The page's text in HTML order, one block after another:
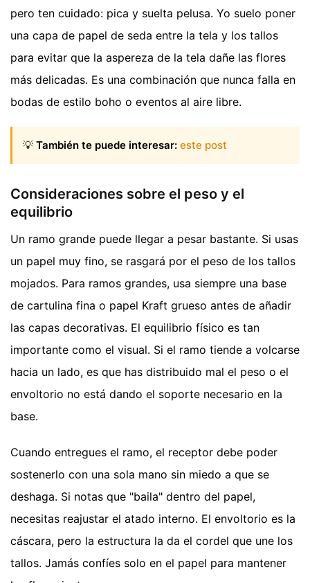
pero ten cuidado: pica y suelta pelusa. Yo suelo poner
una capa de papel de seda entre la tela y los tallos
para evitar que la aspereza de la tela dañe las flores
más delicadas. Es una combinación que nunca falla en
bodas de estilo boho o eventos al aire libre.
💡 También te puede interesar: este post
Consideraciones sobre el peso y el
equilibrio
Un ramo grande puede llegar a pesar bastante. Si usas
un papel muy fino, se rasgará por el peso de los tallos
mojados. Para ramos grandes, usa siempre una base
de cartulina fina o papel Kraft grueso antes de añadir
las capas decorativas. El equilibrio físico es tan
importante como el visual. Si el ramo tiende a volcarse
hacia un lado, es que has distribuido mal el peso o el
envoltorio no está dando el soporte necesario en la
base.
Cuando entregues el ramo, el receptor debe poder
sostenerlo con una sola mano sin miedo a que se
deshaga. Si notas que "baila" dentro del papel,
necesitas reajustar el atado interno. El envoltorio es la
cáscara, pero la estructura la da el cordel que une los
tallos. Jamás confíes solo en el papel para mantener